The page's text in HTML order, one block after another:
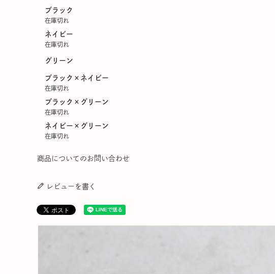
ブラック
在庫切れ
ネイビー
在庫切れ
グリーン
ブラック×ネイビー
在庫切れ
ブラック×グリーン
在庫切れ
ネイビー×グリーン
在庫切れ
商品についてのお問い合わせ
レビューを書く